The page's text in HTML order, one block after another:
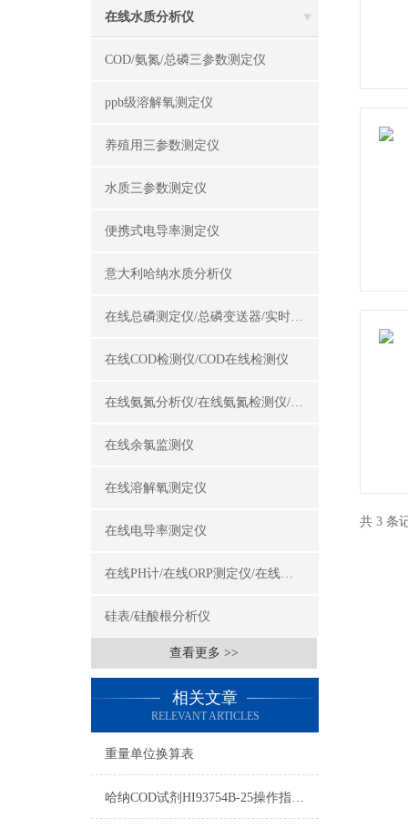
在线水质分析仪
COD/氨氮/总磷三参数测定仪
ppb级溶解氧测定仪
养殖用三参数测定仪
水质三参数测定仪
便携式电导率测定仪
意大利哈纳水质分析仪
在线总磷测定仪/总磷变送器/实时总磷监测仪
在线COD检测仪/COD在线检测仪
在线氨氮分析仪/在线氨氮检测仪/氨氮变送器
在线余氯监测仪
在线溶解氧测定仪
在线电导率测定仪
在线PH计/在线ORP测定仪/在线酸碱度计
硅表/硅酸根分析仪
查看更多 >>
相关文章
RELEVANT ARTICLES
重量单位换算表
哈纳COD试剂HI93754B-25操作指南及测量标准
共 3 条